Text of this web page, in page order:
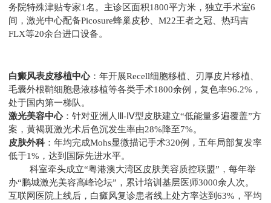
务院特殊津贴专家1名。主诊区面积1800平方米，独立手术室6
间，激光中心配备Picosure蜂巢皮秒、M22王者之冠、热玛吉
FLX等20余台进口设备。
白癜风表皮移植中心：年开展Recell细胞移植、刃厚皮片移植、
毛囊外根鞘细胞悬液移植等各类手术1800余例，复色率96.2%，
处于国内第一梯队。
激光美容中心：针对亚洲人Ⅲ-Ⅳ型皮肤建立“低能量多遍覆盖”方
案，黄褐斑激光术后色沉发生率由28%降至7%。
皮肤外科：年均完成Mohs显微描记手术320例，五年局部复发率
低于1%，达到国际先进水平。
科室牵头成立“粤港澳大湾区皮肤美容质控联盟”，每年举
办“鹏城激光美容高峰论坛”，累计培训基层医师3000余人次。
互联网医院上线后，白癜风复诊患者线上处方率达到63%，平均